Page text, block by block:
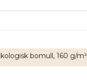
bomull, 160 g/m²